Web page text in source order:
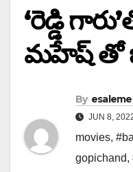
‘రెడ్డి
మహేష్ తో
By
JUN 8,
movies,
gopichand,